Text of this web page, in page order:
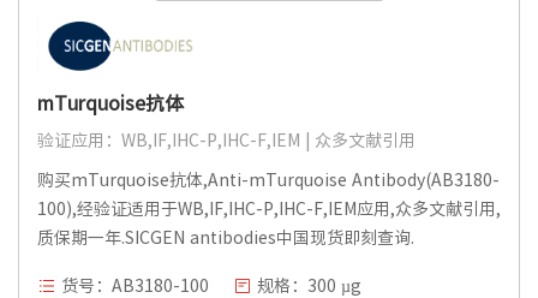
mTurquoise抗体
验证应用：WB,IF,IHC-P,IHC-F,IEM | 众多文献引用
购买mTurquoise抗体,Anti-mTurquoise Antibody(AB3180-
100),经验证适用于WB,IF,IHC-P,IHC-F,IEM应用,众多文献引用,
质保期一年.SICGEN antibodies中国现货即刻查询.
货号：AB3180-100 规格：300 µg